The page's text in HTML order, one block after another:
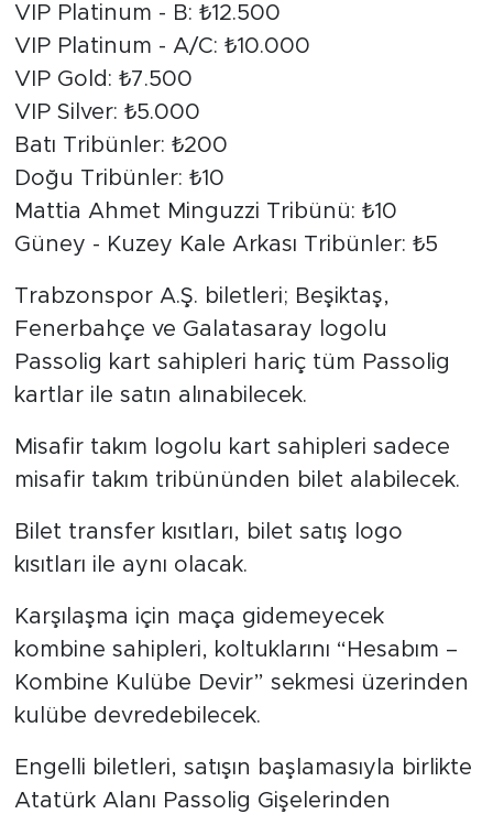
VIP Platinum - B: ₺12.500
VIP Platinum - A/C: ₺10.000
VIP Gold: ₺7.500
VIP Silver: ₺5.000
Batı Tribünler: ₺200
Doğu Tribünler: ₺10
Mattia Ahmet Minguzzi Tribünü: ₺10
Güney - Kuzey Kale Arkası Tribünler: ₺5
Trabzonspor A.Ş. biletleri; Beşiktaş,
Fenerbahçe ve Galatasaray logolu
Passolig kart sahipleri hariç tüm Passolig
kartlar ile satın alınabilecek.
Misafir takım logolu kart sahipleri sadece
misafir takım tribününden bilet alabilecek.
Bilet transfer kısıtları, bilet satış logo
kısıtları ile aynı olacak.
Karşılaşma için maça gidemeyecek
kombine sahipleri, koltuklarını “Hesabım –
Kombine Kulübe Devir” sekmesi üzerinden
kulübe devredebilecek.
Engelli biletleri, satışın başlamasıyla birlikte
Atatürk Alanı Passolig Gişelerinden